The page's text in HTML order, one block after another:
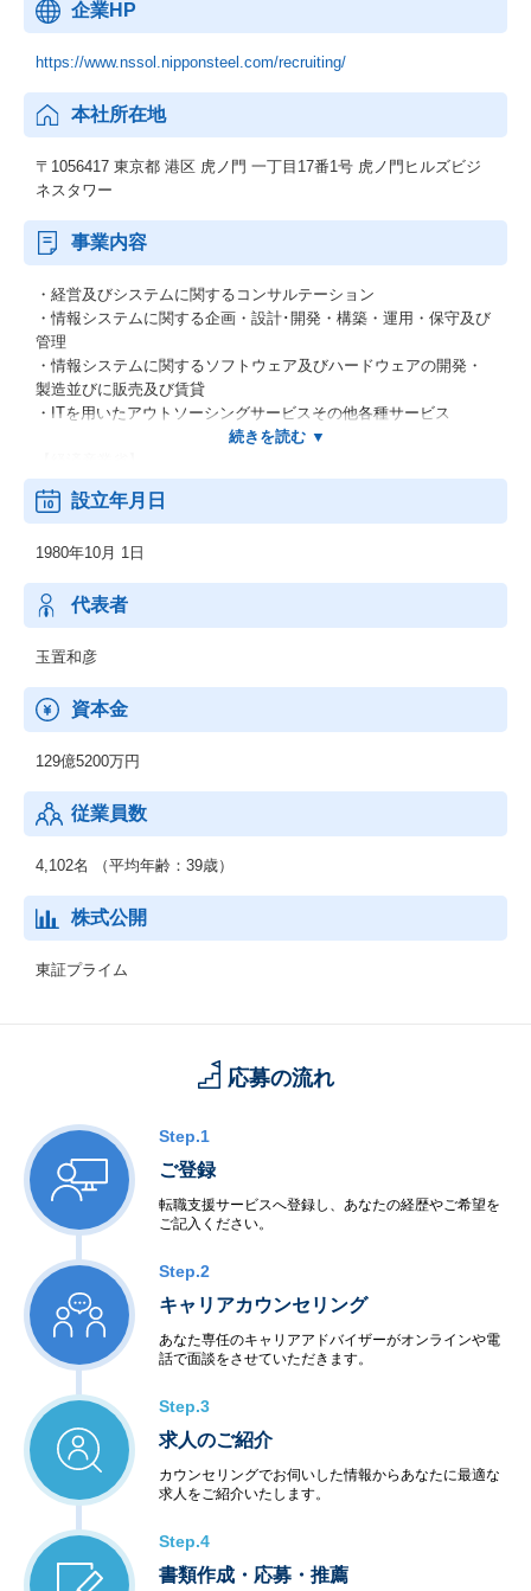
企業HP
https://www.nssol.nipponsteel.com/recruiting/
本社所在地
〒1056417 東京都 港区 虎ノ門 一丁目17番1号 虎ノ門ヒルズビジ
ネスタワー
事業内容
・経営及びシステムに関するコンサルテーション
・情報システムに関する企画・設計･開発・構築・運用・保守及び
管理
・情報システムに関するソフトウェア及びハードウェアの開発・
製造並びに販売及び賃貸
・ITを用いたアウトソーシングサービスその他各種サービス
システムインテグレータ登録企業
特定システムオペレーション認定企業
【総務省】
一般第二種電気通信事業者
特定建設業電気工事業・電気通信工事業
設立年月日
1980年10月 1日
代表者
玉置和彦
資本金
129億5200万円
従業員数
4,102名 （平均年齢：39歳）
株式公開
東証プライム
応募の流れ
Step.1
ご登録
転職支援サービスへ登録し、あなたの経歴やご希望を
ご記入ください。
Step.2
キャリアカウンセリング
あなた専任のキャリアアドバイザーがオンラインや電
話で面談をさせていただきます。
Step.3
求人のご紹介
カウンセリングでお伺いした情報からあなたに最適な
求人をご紹介いたします。
Step.4
書類作成・応募・推薦